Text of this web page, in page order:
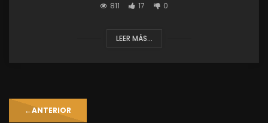
811 17 0
LEER MÁS...
←ANTERIOR